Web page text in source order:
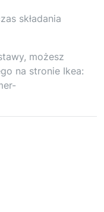
składania
możesz
na stronie Ikea: